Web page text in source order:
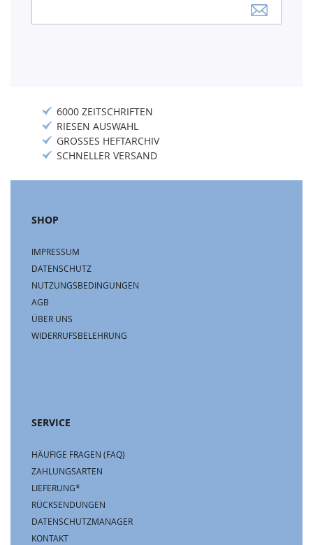
Newsletter:
6000 ZEITSCHRIFTEN
RIESEN AUSWAHL
GROSSES HEFTARCHIV
SCHNELLER VERSAND
SHOP
IMPRESSUM
DATENSCHUTZ
NUTZUNGSBEDINGUNGEN
AGB
ÜBER UNS
WIDERRUFSBELEHRUNG
SERVICE
HÄUFIGE FRAGEN (FAQ)
ZAHLUNGSARTEN
LIEFERUNG*
RÜCKSENDUNGEN
DATENSCHUTZMANAGER
KONTAKT